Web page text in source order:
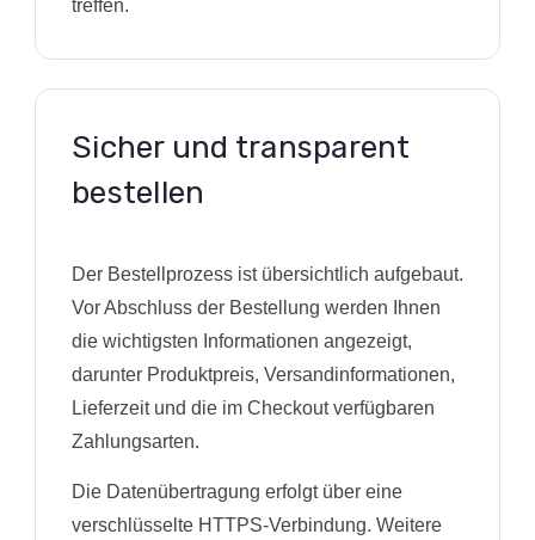
treffen.
Sicher und transparent
bestellen
Der Bestellprozess ist übersichtlich aufgebaut.
Vor Abschluss der Bestellung werden Ihnen
die wichtigsten Informationen angezeigt,
darunter Produktpreis, Versandinformationen,
Lieferzeit und die im Checkout verfügbaren
Zahlungsarten.
Die Datenübertragung erfolgt über eine
verschlüsselte HTTPS-Verbindung. Weitere